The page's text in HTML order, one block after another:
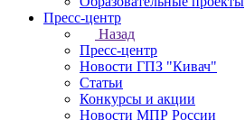
Пресс-центр
Назад
Пресс-центр
Новости ГПЗ "Кивач"
Статьи
Конкурсы и акции
Новости МПР России